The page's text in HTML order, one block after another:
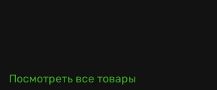
Посмотреть все товары